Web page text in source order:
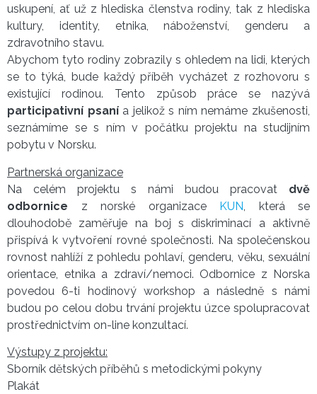
uskupení, ať už z hlediska členstva rodiny, tak z hlediska
kultury, identity, etnika, náboženství, genderu a
zdravotního stavu.
Abychom tyto rodiny zobrazily s ohledem na lidi, kterých
se to týká, bude každý příběh vycházet z rozhovoru s
existující rodinou. Tento způsob práce se nazývá
participativní psanía jelikož s ním nemáme zkušenosti,
seznámíme se s ním v počátku projektu na studijním
pobytu v Norsku.
Partnerská organizace
Na celém projektu s námi budou pracovat dvě
odbornice z norské organizace KUN , která se
dlouhodobě zaměřuje na boj s diskriminací a aktivně
přispívá k vytvoření rovné společnosti. Na společenskou
rovnost nahlíží z pohledu pohlaví, genderu, věku, sexuální
orientace, etnika a zdraví/nemoci. Odbornice z Norska
povedou 6-ti hodinový workshop a následně s námi
budou po celou dobu trvání projektu úzce spolupracovat
prostřednictvím on-line konzultací.
Výstupy z projektu:
Sborník dětských příběhů s metodickými pokyny
Plakát